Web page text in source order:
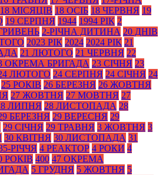
18 МІСЯЦІВ 18 ОСІБ 18 ЧЕРВНЯ 19
19 СЕРПНЯ 1944 1994 РІК 2
2-РІЧНА ДИТИНА 20 ДНІВ
2023 РІК 2024 2024 РІК 21
21 ЛЮТОГО 21 ЧЕРВНЯ 22
ОКРЕМА БРИГАДА 23 СІЧНЯ 23
ЛЮТОГО 24 СЕРПНЯ 24 СІЧНЯ 24
25 РОКІВ 26 БЕРЕЗНЯ 26 ЖОВТНЯ
27 ЖОВТНЯ 27 МОВТНЯ 27
ЛИПНЯ 28 ЛИСТОПАДА 28
БЕРЕЗНЯ 29 ВЕРЕСНЯ 29
29 СІЧНЯ 29 ТРАВНЯ 3 ЖОВТНЯ 3
30 КВІТНЯ 30 ЛИСТОПАДА 31
РІЧЧЯ 4 РЕАКТОР 4 РОКИ 4
РОКІВ 400 47 ОКРЕМА
5 ГРУДНЯ 5 ЖОВТНЯ 5